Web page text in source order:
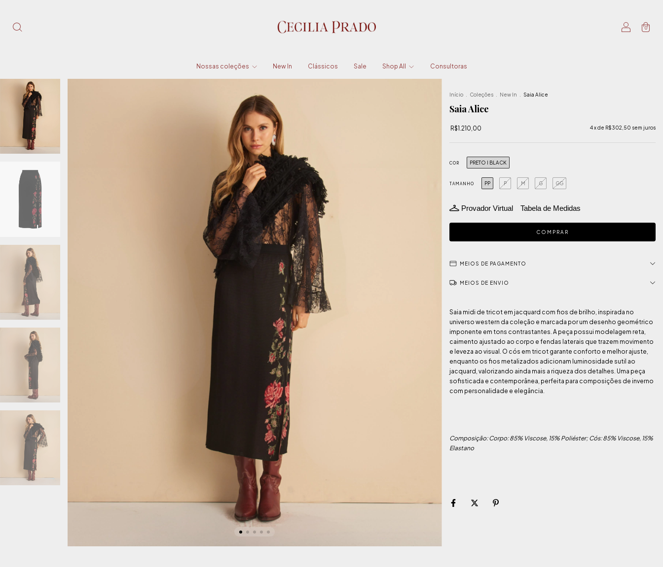
0
Nossas coleções New In Clássicos Sale Shop All Consultoras
Início Coleções New In Saia Alice
Saia Alice
R$1.210,00 4x de R$302,50 sem juros
COR PRETO I BLACK
TAMANHO PP P M G GG
Provador Virtual Tabela de Medidas
MEIOS DE PAGAMENTO
MEIOS DE ENVIO
Saia midi de tricot em jacquard com fios de brilho, inspirada no
universo western da coleção e marcada por um desenho geométrico
imponente em tons contrastantes. A peça possui modelagem reta,
caimento ajustado ao corpo e fendas laterais que trazem movimento
e leveza ao visual. O cós em tricot garante conforto e melhor ajuste,
enquanto os fios metalizados adicionam luminosidade sutil ao
jacquard, valorizando ainda mais a riqueza dos detalhes. Uma peça
sofisticada e contemporânea, perfeita para composições de inverno
com personalidade e elegância.
Composição: Corpo: 85% Viscose, 15% Poliéster; Cós: 85% Viscose, 15%
Elastano